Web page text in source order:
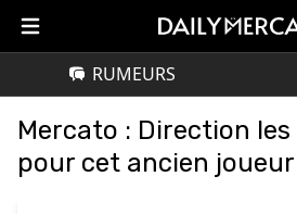
RUMEURS
Mercato : Direction
pour cet ancien joueur